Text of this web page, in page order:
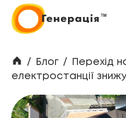
/ Блог /
Перехід
електростанції